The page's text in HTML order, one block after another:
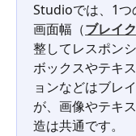
Studioでは、1つ
画面幅（ブレイ
整してレスポン
ボックスやテキ
ョンなどはブレ
が、画像やテキ
造は共通です。​